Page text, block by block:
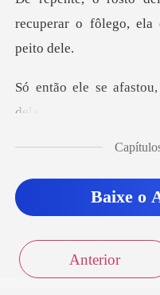
Histórico
Sair
recuperar o fôlego, ela
o
Baixe o
Anterior